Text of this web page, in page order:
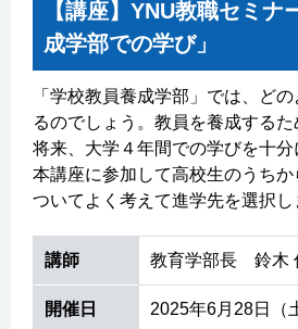
【講座】YNU教職セミナ
成学部での学び」
「学校教員養成学部」では、ど
るのでしょう。教員を養成するた
将来、大学４年間での学びを十分
本講座に参加して高校生のうち
ついてよく考えて進学先を選択し
講師 教育学部長 鈴木
開催日 2025年6月28日（